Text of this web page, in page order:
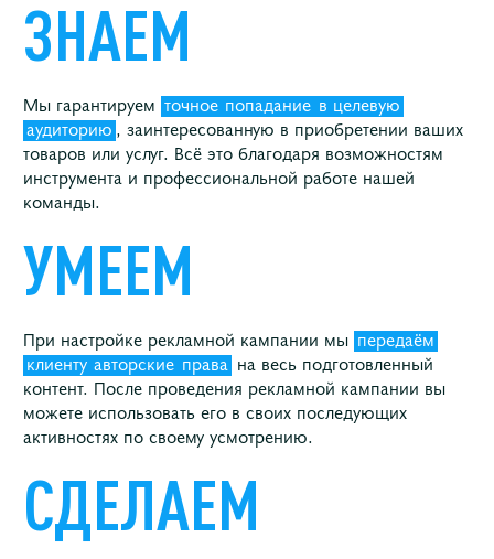
ЗНАЕМ
Мы гарантируем точное попадание в целевую
аудиторию, заинтересованную в приобретении ваших
товаров или услуг. Всё это благодаря возможностям
инструмента и профессиональной работе нашей
команды.
УМЕЕМ
При настройке рекламной кампании мы передаём
клиенту авторские правана весь подготовленный
контент. После проведения рекламной кампании вы
можете использовать его в своих последующих
активностях по своему усмотрению.
СДЕЛАЕМ